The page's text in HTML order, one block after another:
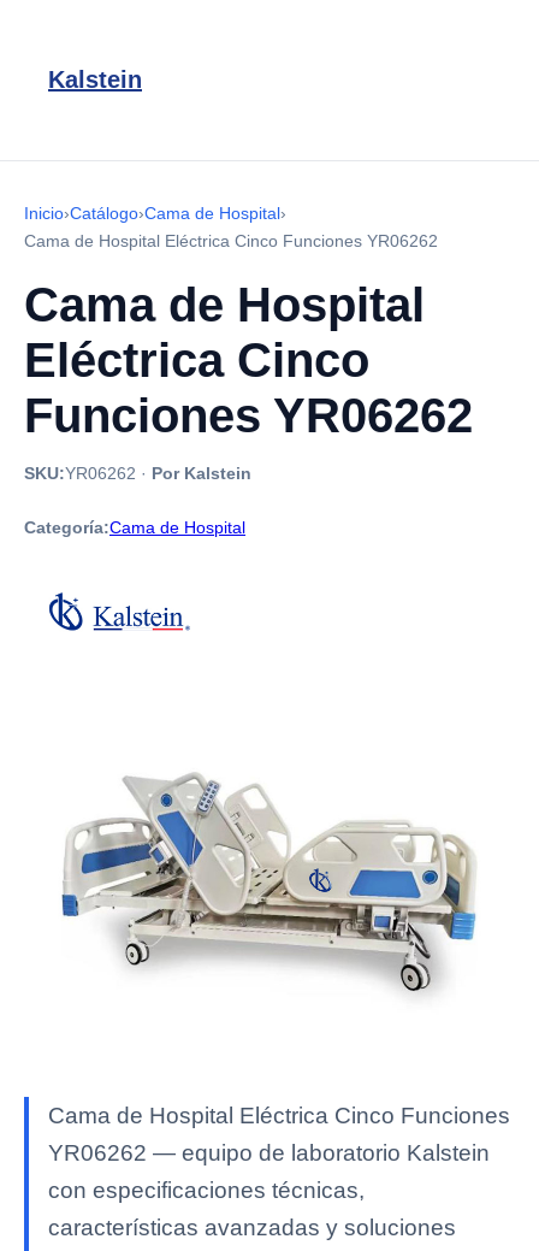
Kalstein
Inicio›Catálogo›Cama de Hospital›
Cama de Hospital Eléctrica Cinco Funciones YR06262
Cama de Hospital
Eléctrica Cinco
Funciones YR06262
SKU:YR06262 · Por Kalstein
Categoría:Cama de Hospital
Cama de Hospital Eléctrica Cinco Funciones
YR06262 — equipo de laboratorio Kalstein
con especificaciones técnicas,
características avanzadas y soluciones